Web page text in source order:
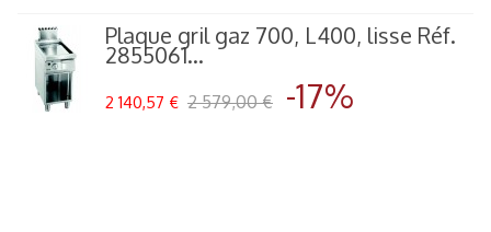
Plaque gril gaz 700, L400, lisse Réf.
2855061...
2 140,57 € 2 579,00 € -17%